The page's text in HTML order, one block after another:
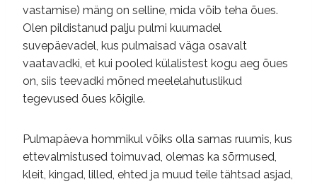
vastamise) mäng on selline, mida võib teha õues.
Olen pildistanud palju pulmi kuumadel
suvepäevadel, kus pulmaisad väga osavalt
vaatavadki, et kui pooled külalistest kogu aeg õues
on, siis teevadki mõned meelelahutuslikud
tegevused õues kõigile.
Pulmapäeva hommikul võiks olla samas ruumis, kus
ettevalmistused toimuvad, olemas ka sõrmused,
kleit, kingad, lilled, ehted ja muud teile tähtsad asjad,